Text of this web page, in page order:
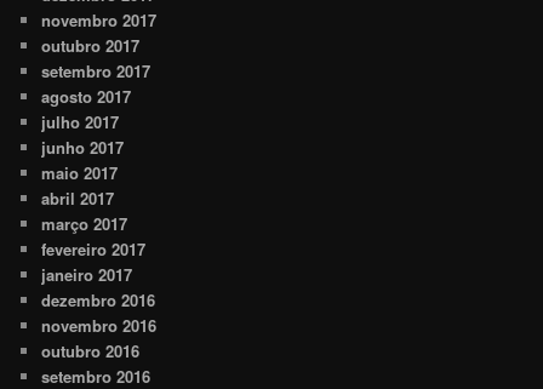
novembro 2017
outubro 2017
setembro 2017
agosto 2017
julho 2017
junho 2017
maio 2017
abril 2017
março 2017
fevereiro 2017
janeiro 2017
dezembro 2016
novembro 2016
outubro 2016
setembro 2016